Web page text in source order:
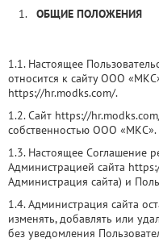
ОБЩИЕ ПОЛОЖЕНИЯ
1.1. Настоящее
относится к сайту ООО
https://hr.modks.com/.
1.2. Сайт https://
собственностью ООО «МКС».
1.3. Настоящее Соглашение
Администрацией сайта
Администрация сайта) и
1.4. Администрация сайта
изменять, добавлять или
без уведомления